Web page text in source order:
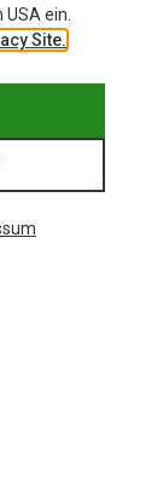
ein.
Site.